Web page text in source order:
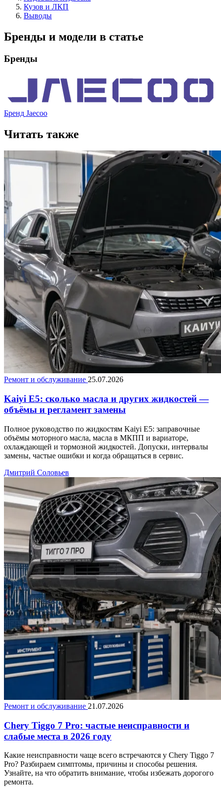
Кузов и ЛКП
Выводы
Бренды и модели в статье
Бренды
Бренд Jaecoo
Читать также
Ремонт и обслуживание 25.07.2026
Kaiyi E5: сколько масла и других жидкостей —
объёмы и регламент замены
Полное руководство по жидкостям Kaiyi E5: заправочные
объёмы моторного масла, масла в МКПП и вариаторе,
охлаждающей и тормозной жидкостей. Допуски, интервалы
замены, частые ошибки и когда обращаться в сервис.
Дмитрий Соловьев
Ремонт и обслуживание 21.07.2026
Chery Tiggo 7 Pro: частые неисправности и
слабые места в 2026 году
Какие неисправности чаще всего встречаются у Chery Tiggo 7
Pro? Разбираем симптомы, причины и способы решения.
Узнайте, на что обратить внимание, чтобы избежать дорогого
ремонта.